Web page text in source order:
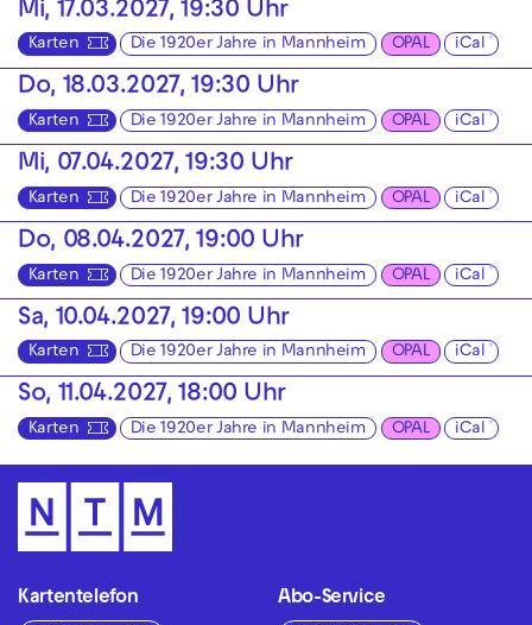
Mi, 17.03.2027, 19:30 Uhr
Karten Die 1920er Jahre in Mannheim OPAL iCal
Do, 18.03.2027, 19:30 Uhr
Karten Die 1920er Jahre in Mannheim OPAL iCal
Mi, 07.04.2027, 19:30 Uhr
Karten Die 1920er Jahre in Mannheim OPAL iCal
Do, 08.04.2027, 19:00 Uhr
Karten Die 1920er Jahre in Mannheim OPAL iCal
Sa, 10.04.2027, 19:00 Uhr
Karten Die 1920er Jahre in Mannheim OPAL iCal
So, 11.04.2027, 18:00 Uhr
Karten Die 1920er Jahre in Mannheim OPAL iCal
Kartentelefon Abo-Service